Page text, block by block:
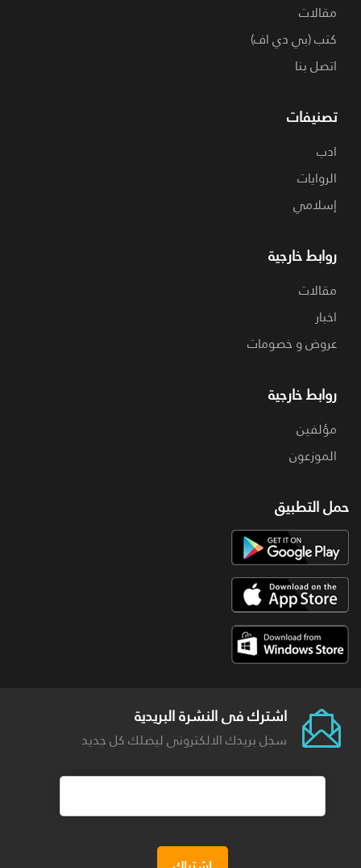
مقالات
كتب (بي دي اف)
اتصل بنا
تصنيفات
ادب
الروايات
إسلامي
روابط خارجية
مقالات
اخبار
عروض و خصومات
روابط خارجية
مؤلفين
الموزعون
حمل التطبيق
اشترك فى النشرة البريدية
سجل بريدك الالكترونى ليصلك كل جديد